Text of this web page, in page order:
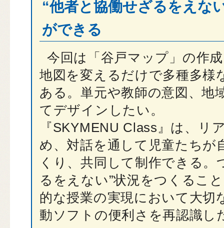
“他者と協働せざるをえな
ができる
今回は「谷戸マップ」の作
地図を変えるだけで多種多様
ある。単元や教師の意図、地
てデザインしたい。
『SKYMENU Class』は、リ
め、対話を通して児童たちが
くり、共同して制作できる。
るをえない”状況をつくるこ
的な授業の実現において大切
動ソフトの便利さを再認識し